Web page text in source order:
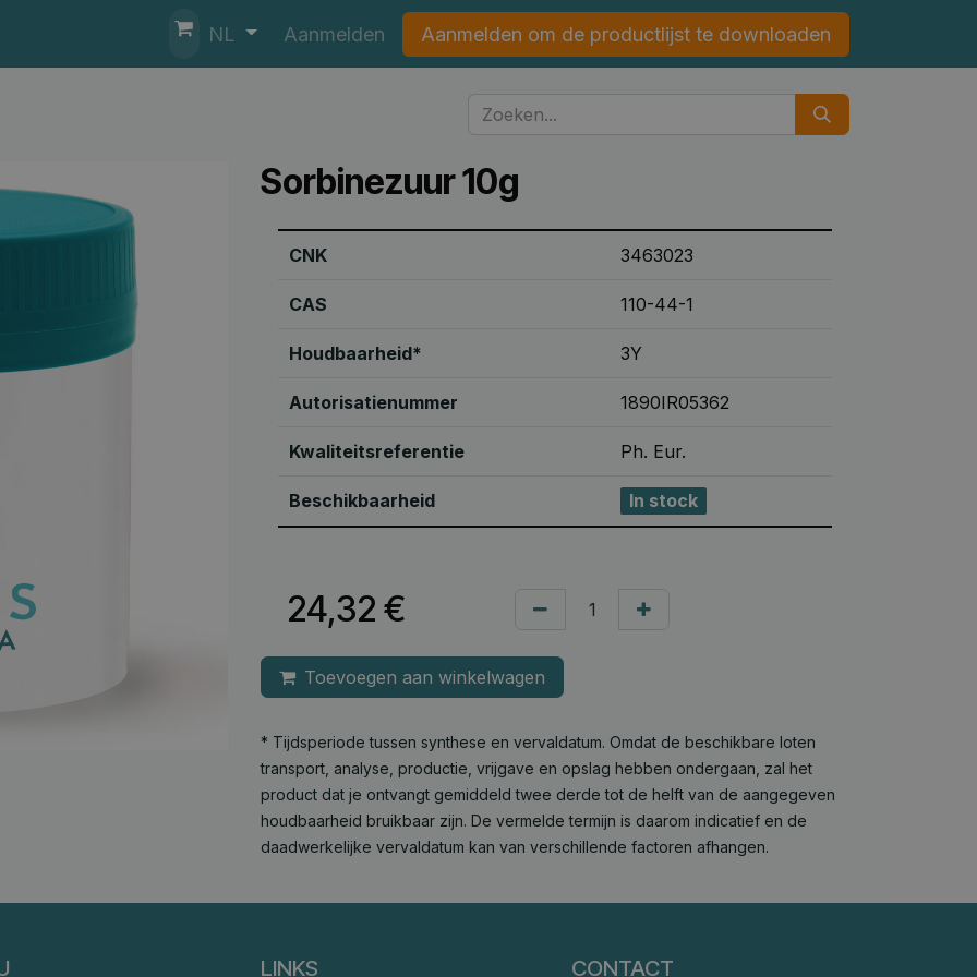
NL Aanmelden Aanmelden om de productlijst te downloaden
Sorbinezuur 10g
CNK 3463023
CAS 110-44-1
Houdbaarheid* 3Y
Autorisatienummer 1890IR05362
Kwaliteitsreferentie Ph. Eur.
Beschikbaarheid In stock
24,32 €
Toevoegen aan winkelwagen
* Tijdsperiode tussen synthese en vervaldatum. Omdat de beschikbare loten
transport, analyse, productie, vrijgave en opslag hebben ondergaan, zal het
product dat je ontvangt gemiddeld twee derde tot de helft van de aangegeven
houdbaarheid bruikbaar zijn. De vermelde termijn is daarom indicatief en de
daadwerkelijke vervaldatum kan van verschillende factoren afhangen.
LINKS CONTACT